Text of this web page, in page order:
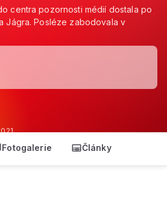
centra pozornosti médií dostala po
Jágra. Posléze zabodovala v
Fotogalerie Články